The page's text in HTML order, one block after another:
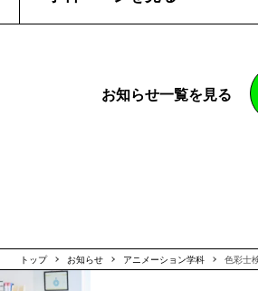
お知らせ一覧を見る
トップ お知らせ アニメーション学科 色彩士